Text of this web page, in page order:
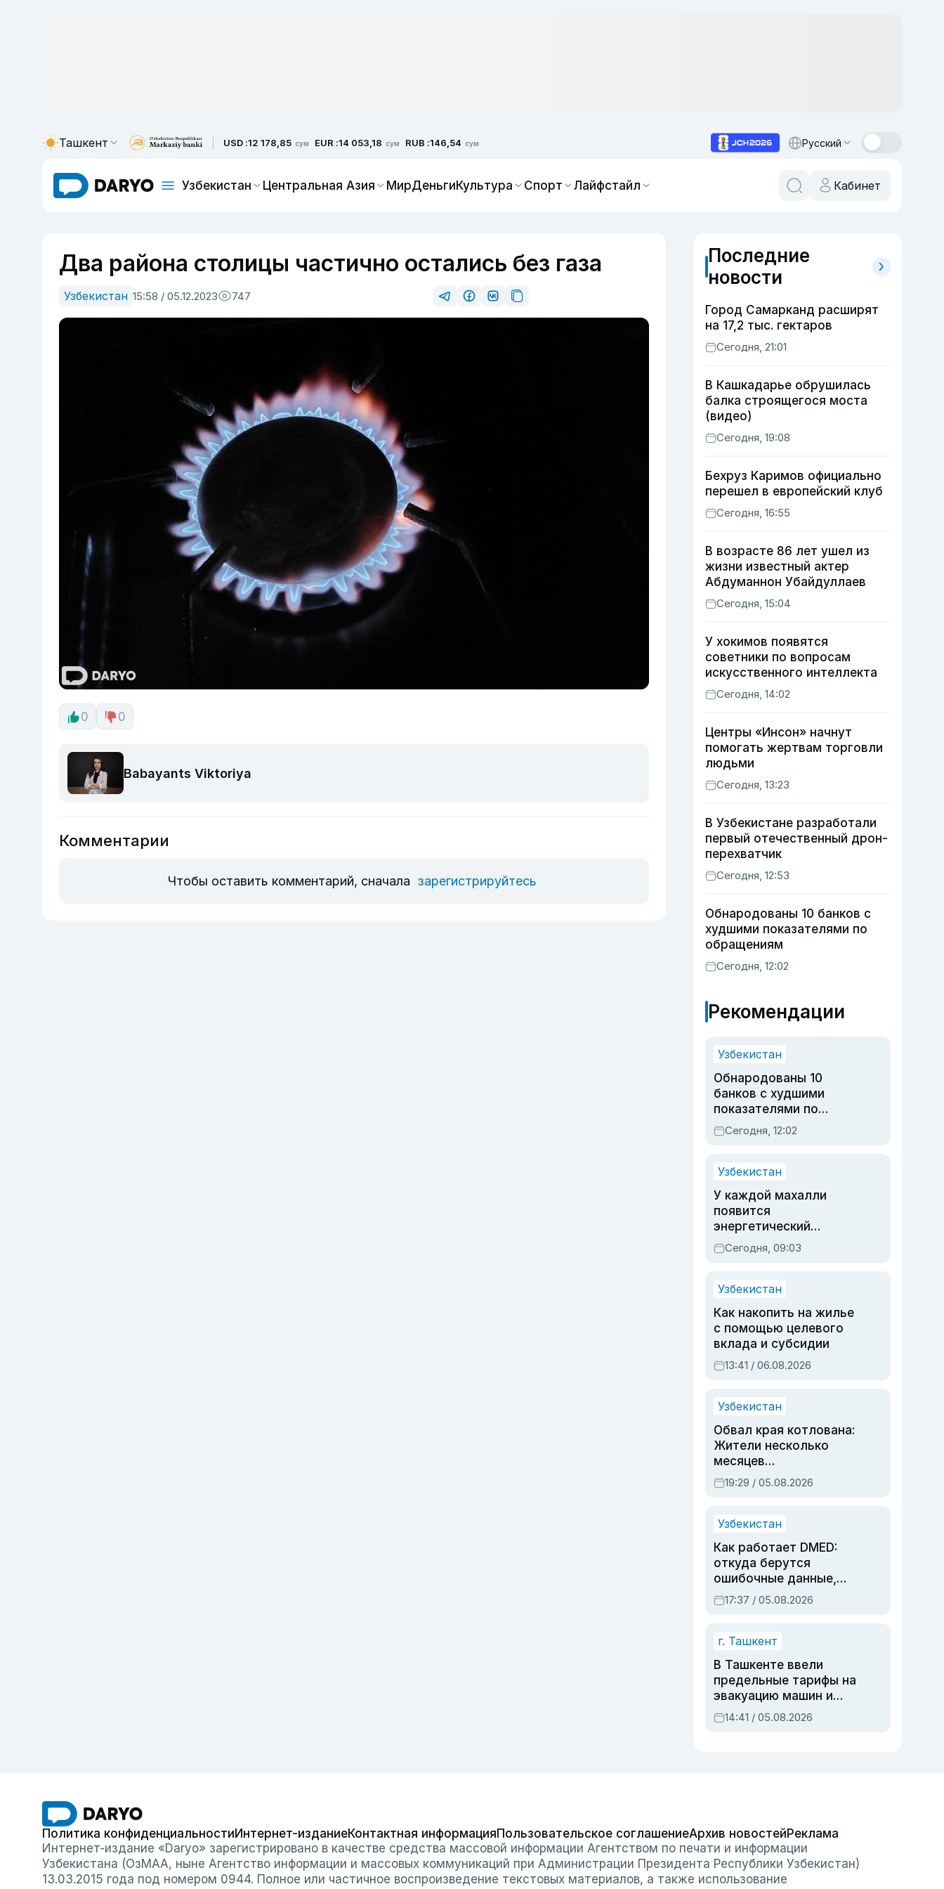
Ташкент USD :12 178,85 сум EUR :14 053,18 сум RUB :146,54 сум Русский
Узбекистан Центральная Азия МирДеньгиКультура Спорт Лайфстайл Кабинет
Два района столицы частично остались без газа
Узбекистан 15:58 / 05.12.2023 747
0 0
Babayants Viktoriya
Комментарии
Чтобы оставить комментарий, сначала зарегистрируйтесь
Последние
новости
Город Самарканд расширят
на 17,2 тыс. гектаров
Сегодня, 21:01
В Кашкадарье обрушилась
балка строящегося моста
(видео)
Сегодня, 19:08
Бехруз Каримов официально
перешел в европейский клуб
Сегодня, 16:55
В возрасте 86 лет ушел из
жизни известный актер
Абдуманнон Убайдуллаев
Сегодня, 15:04
У хокимов появятся
советники по вопросам
искусственного интеллекта
Сегодня, 14:02
Центры «Инсон» начнут
помогать жертвам торговли
людьми
Сегодня, 13:23
В Узбекистане разработали
первый отечественный дрон-
перехватчик
Сегодня, 12:53
Обнародованы 10 банков с
худшими показателями по
обращениям
Сегодня, 12:02
Рекомендации
Узбекистан
Обнародованы 10
банков с худшими
показателями по
обращениям
Сегодня, 12:02
Узбекистан
У каждой махалли
появится
энергетический
паспорт
Сегодня, 09:03
Узбекистан
Как накопить на жилье
с помощью целевого
вклада и субсидии
13:41 / 06.08.2026
Узбекистан
Обвал края котлована:
Жители несколько
месяцев
предупреждали об
опасности, но стройка
19:29 / 05.08.2026
Узбекистан
Как работает DMED:
откуда берутся
ошибочные данные,
дубли аккаунтов и
очереди по онлайн-
17:37 / 05.08.2026
г. Ташкент
В Ташкенте ввели
предельные тарифы на
эвакуацию машин и
штрафстоянки
14:41 / 05.08.2026
Политика конфиденциальностиИнтернет-изданиеКонтактная информацияПользовательское соглашениеАрхив новостейРеклама
Интернет-издание «Daryo» зарегистрировано в качестве средства массовой информации Агентством по печати и информации
Узбекистана (ОзМАА, ныне Агентство информации и массовых коммуникаций при Администрации Президента Республики Узбекистан)
13.03.2015 года под номером 0944. Полное или частичное воспроизведение текстовых материалов, а также использование